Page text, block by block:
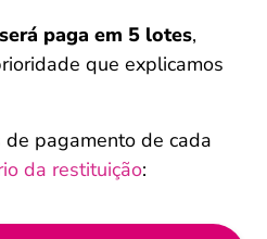
paga em 5 lotes,
que explicamos
pagamento de cada
da restituição: